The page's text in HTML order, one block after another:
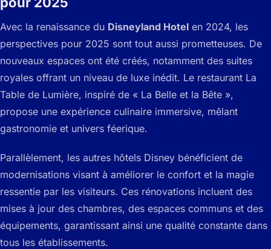
Avec la renaissance du Disneyland Hotel en 2024, les
perspectives pour 2025 sont tout aussi prometteuses. De
nouveaux espaces ont été créés, notamment des suites
royales offrant un niveau de luxe inédit. Le restaurant La
Table de Lumière, inspiré de « La Belle et la Bête »,
propose une expérience culinaire immersive, mêlant
gastronomie et univers féerique.
Parallèlement, les autres hôtels Disney bénéficient de
modernisations visant à améliorer le confort et la magie
ressentie par les visiteurs. Ces rénovations incluent des
mises à jour des chambres, des espaces communs et des
équipements, garantissant ainsi une qualité constante dans
tous les établissements.